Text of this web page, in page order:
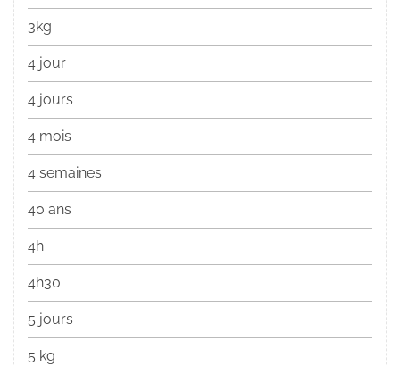
3kg
4 jour
4 jours
4 mois
4 semaines
40 ans
4h
4h30
5 jours
5 kg